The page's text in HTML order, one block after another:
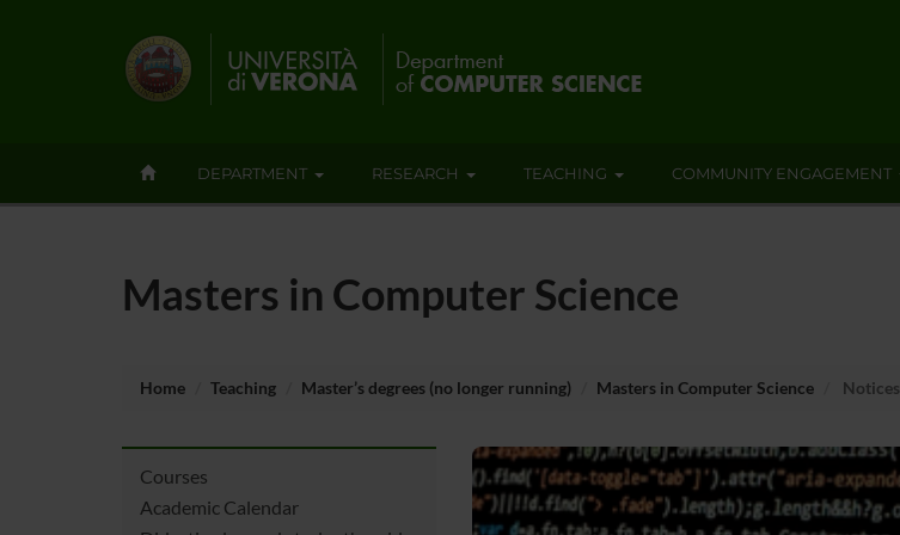
DEPARTMENT RESEARCH TEACHING COMMUNITY ENGAGEMENT
Masters in Computer Science
Home Teaching Master’s degrees (no longer running) Masters in Computer Science Notices
Courses
Academic Calendar